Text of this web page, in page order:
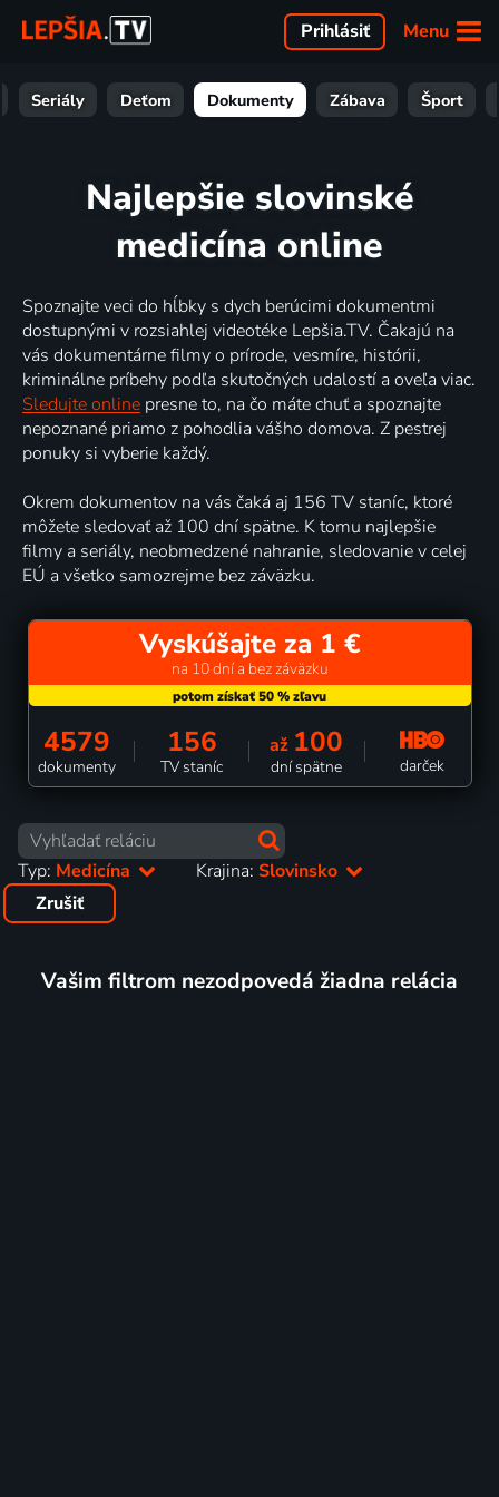
Menu
Prihlásiť
Seriály Deťom Dokumenty Zábava Šport
Najlepšie slovinské
medicína online
Spoznajte veci do hĺbky s dych berúcimi dokumentmi
dostupnými v rozsiahlej videotéke Lepšia.TV. Čakajú na
vás dokumentárne filmy o prírode, vesmíre, histórii,
kriminálne príbehy podľa skutočných udalostí a oveľa viac.
Sledujte online presne to, na čo máte chuť a spoznajte
nepoznané priamo z pohodlia vášho domova. Z pestrej
ponuky si vyberie každý.
Okrem dokumentov na vás čaká aj 156 TV staníc, ktoré
môžete sledovať až 100 dní spätne. K tomu najlepšie
filmy a seriály, neobmedzené nahranie, sledovanie v celej
EÚ a všetko samozrejme bez záväzku.
Vyskúšajte za 1 €
na 10 dní a bez záväzku
4579
dokumenty
156
TV staníc
až 100
dní spätne darček
Typ: Medicína Krajina:Slovinsko
Zrušiť
Vašim filtrom nezodpovedá žiadna relácia